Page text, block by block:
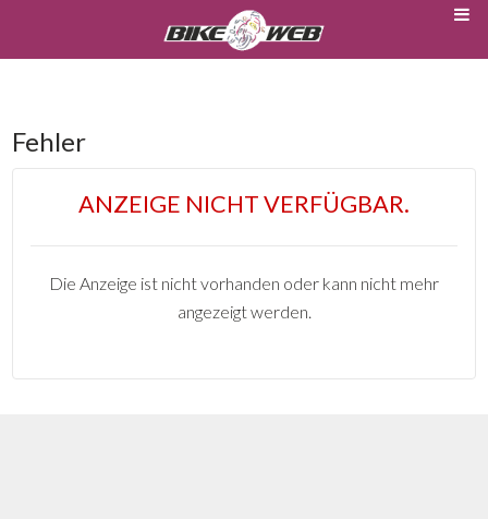
Fehler
ANZEIGE NICHT VERFÜGBAR.
Die Anzeige ist nicht vorhanden oder kann nicht mehr
angezeigt werden.